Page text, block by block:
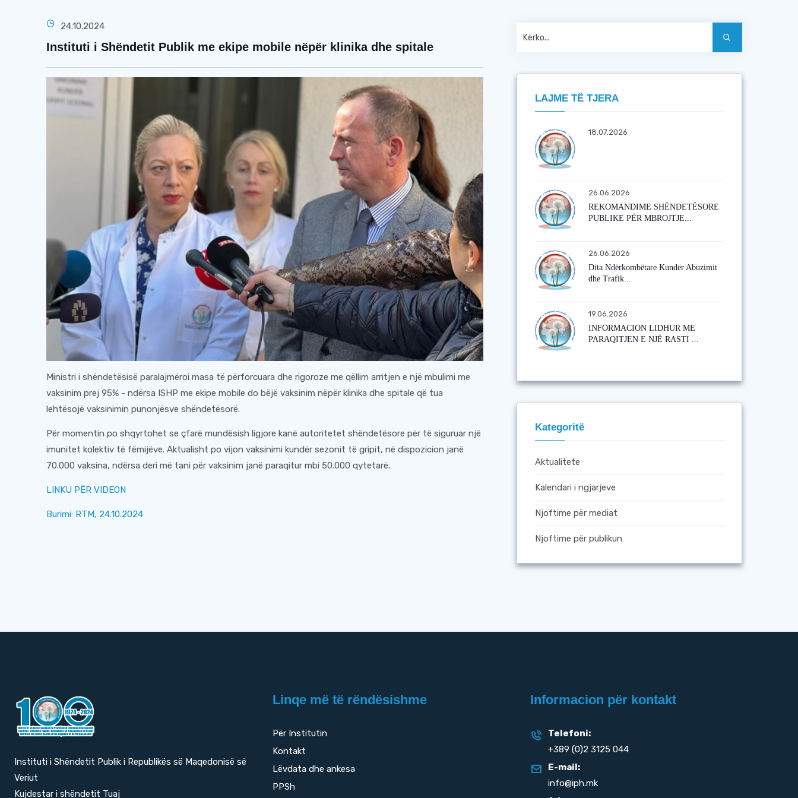
24.10.2024
Instituti i Shëndetit Publik me ekipe mobile nëpër klinika dhe spitale
Ministri i shëndetësisë paralajmëroi masa të përforcuara dhe rigoroze me qëllim arritjen e një mbulimi me
vaksinim prej 95% - ndërsa ISHP me ekipe mobile do bëjë vaksinim nëpër klinika dhe spitale që tua
lehtësojë vaksinimin punonjësve shëndetësorë.
Për momentin po shqyrtohet se çfarë mundësish ligjore kanë autoritetet shëndetësore për të siguruar një
imunitet kolektiv të fëmijëve. Aktualisht po vijon vaksinimi kundër sezonit të gripit, në dispozicion janë
70.000 vaksina, ndërsa deri më tani për vaksinim janë paraqitur mbi 50.000 qytetarë.
LINKU PËR VIDEON
Burimi: RTM, 24.10.2024
LAJME TË TJERA
18.07.2026
26.06.2026
REKOMANDIME SHËNDETËSORE
PUBLIKE PËR MBROJTJE...
26.06.2026
Dita Ndërkombëtare Kundër Abuzimit
dhe Trafik...
19.06.2026
INFORMACION LIDHUR ME
PARAQITJEN E NJË RASTI ...
Kategoritë
Aktualitete
Kalendari i ngjarjeve
Njoftime për mediat
Njoftime për publikun
Instituti i Shëndetit Publik i Republikës së Maqedonisë së
Veriut
Kujdestar i shëndetit Tuaj
Linqe më të rëndësishme
Për Institutin
Kontakt
Lëvdata dhe ankesa
PPSh
Informacion për kontakt
Telefoni:
+389 (0)2 3125 044
E-mail:
info@iph.mk